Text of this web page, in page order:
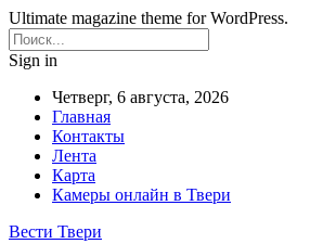
Ultimate magazine theme for WordPress.
Sign in
Четверг, 6 августа, 2026
Главная
Контакты
Лента
Карта
Камеры онлайн в Твери
Вести Твери